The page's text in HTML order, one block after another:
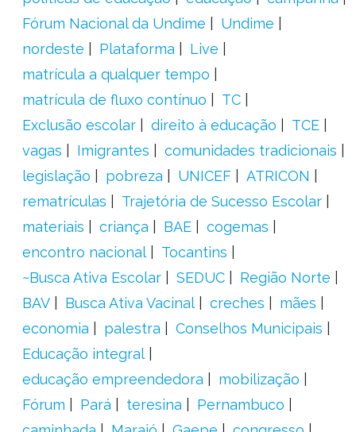
Fórum Nacional da Undime
Undime
nordeste
Plataforma
Live
matrícula a qualquer tempo
matrícula de fluxo contínuo
TC
Exclusão escolar
direito à educação
TCE
vagas
Imigrantes
comunidades tradicionais
legislação
pobreza UNICEF
ATRICON
rematrículas
Trajetória de Sucesso Escolar
materiais
criança BAE
cogemas
encontro nacional
Tocantins
~Busca Ativa Escolar
SEDUC
Região Norte
BAV
Busca Ativa Vacinal creches
mães
economia
palestra
Conselhos Municipais
Educação integral
educação empreendedora
mobilização
Fórum
Pará teresina
Pernambuco